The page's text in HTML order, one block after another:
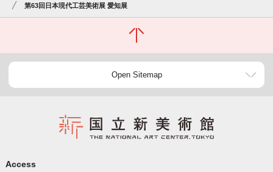
第63回日本現代工芸美術展 愛知展
Open Sitemap
Access